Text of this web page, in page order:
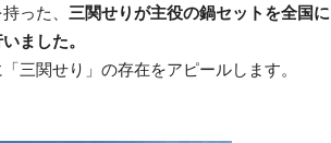
った、 三関せりが主役の鍋セットを全国に
ました。
三関せり」の存在をアピールします。